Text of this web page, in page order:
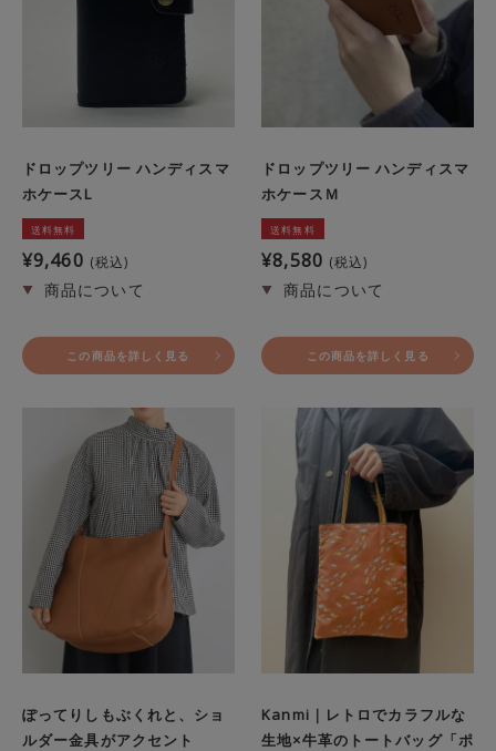
ドロップツリー ハンディスマ
ホケースL
送料無料
¥9,460 税込
この商品を詳しく見る
ドロップツリー ハンディスマ
ホケースＭ
送料無料
¥8,580 税込
この商品を詳しく見る
ぽってりしもぶくれと、ショ
ルダー金具がアクセント
Kanmi｜レトロでカラフルな
生地×牛革のトートバッグ「ポ